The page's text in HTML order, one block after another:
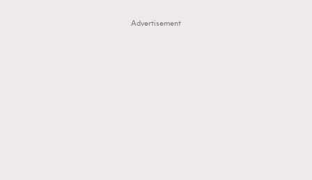
Advertisement